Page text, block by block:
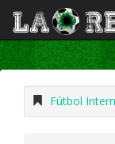
Fútbol